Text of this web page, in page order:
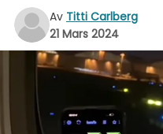
Av Titti Carlberg
21 Mars 2024